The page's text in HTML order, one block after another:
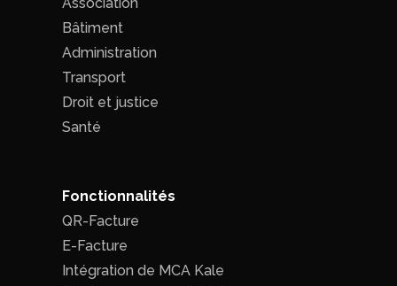
Bâtiment
Administration
Transport
Droit et justice
Santé
Fonctionnalités
QR-Facture
E-Facture
Intégration de MCA Kale